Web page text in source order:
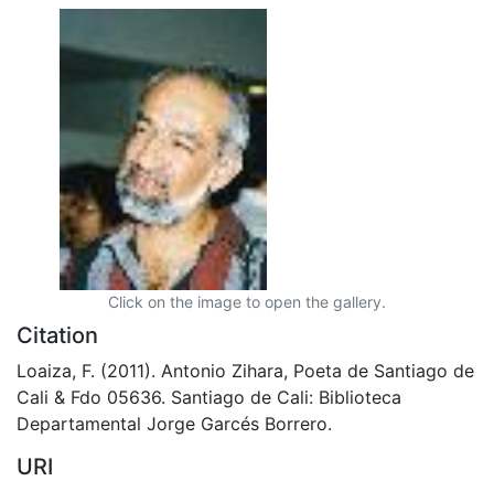
Click on the image to open the gallery.
Citation
Loaiza, F. (2011). Antonio Zihara, Poeta de Santiago de
Cali & Fdo 05636. Santiago de Cali: Biblioteca
Departamental Jorge Garcés Borrero.
URI